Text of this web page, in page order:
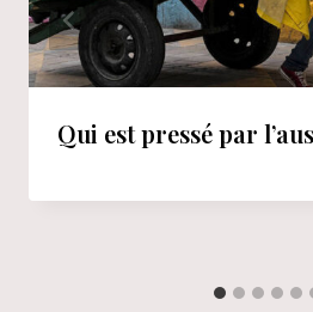
Qui est pressé par